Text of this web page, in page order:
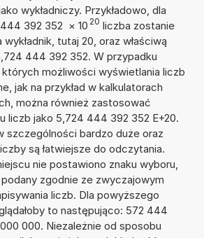
wykładniczy. Przykładowo, dla
392 352 × 10 20 liczba zostanie
tutaj 20, oraz właściwą
444 392 352. W przypadku
których możliwości wyświetlania liczb
jak na przykład w kalkulatorach
można również zastosować
liczb jako 5,724 444 392 352 E+20.
szczególności bardzo duże oraz
są łatwiejsze do odczytania.
nie postawiono znaku wyboru,
zgodnie ze zwyczajowym
liczb. Dla powyższego
to następująco: 572 444
000. Niezależnie od sposobu